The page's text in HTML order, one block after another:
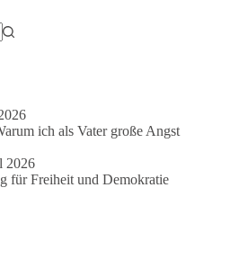
ich als Vater große Angst
2026
für Freiheit und Demokratie